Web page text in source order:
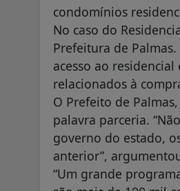
condomínios
No caso do
Prefeitura de
acesso ao
relacionados à
O Prefeito de
palavra parceria.
governo do estado,
anterior”,
“Um grande